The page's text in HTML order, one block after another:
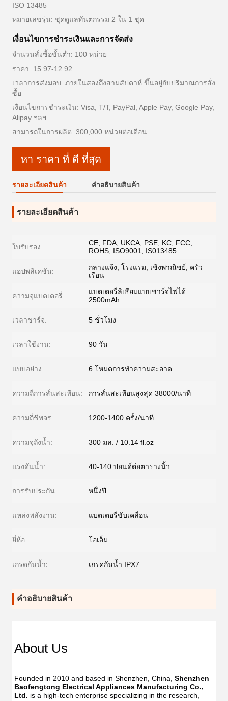
ISO 13485
หมายเลขรุ่น: ชุดดูแลทันตกรรม 2 ใน 1 ชุด
เงื่อนไขการชำระเงินและการจัดส่ง
จำนวนสั่งซื้อขั้นต่ำ: 100 หน่วย
ราคา: 15.97-12.92
เวลาการส่งมอบ: ภายในสองถึงสามสัปดาห์ ขึ้นอยู่กับปริมาณการสั่ง
ซื้อ
เงื่อนไขการชำระเงิน: Visa, T/T, PayPal, Apple Pay, Google Pay,
Alipay ฯลฯ
สามารถในการผลิต: 300,000 หน่วยต่อเดือน
หา ราคา ที่ ดี ที่สุด
รายละเอียดสินค้า คําอธิบายสินค้า
รายละเอียดสินค้า
ใบรับรอง:
CE, FDA, UKCA, PSE, KC, FCC,
ROHS, ISO9001, IS013485
แอปพลิเคชัน:
กลางแจ้ง, โรงแรม, เชิงพาณิชย์, ครัว
เรือน
ความจุแบตเตอรี่:
แบตเตอรี่ลิเธียมแบบชาร์จไฟได้
2500mAh
เวลาชาร์จ: 5 ชั่วโมง
เวลาใช้งาน: 90 วัน
แบบอย่าง: 6 โหมดการทำความสะอาด
ความถี่การสั่นสะเทือน: การสั่นสะเทือนสูงสุด 38000/นาที
ความถี่ชีพจร: 1200-1400 ครั้ง/นาที
ความจุถังน้ำ: 300 มล. / 10.14 fl.oz
แรงดันน้ำ: 40-140 ปอนด์ต่อตารางนิ้ว
การรับประกัน: หนึ่งปี
แหล่งพลังงาน: แบตเตอรี่ขับเคลื่อน
ยี่ห้อ: โอเอ็ม
เกรดกันน้ำ: เกรดกันน้ำ IPX7
คําอธิบายสินค้า
About Us
Founded in 2010 and based in Shenzhen, China, Shenzhen
Baofengtong Electrical Appliances Manufacturing Co.,
Ltd. is a high-tech enterprise specializing in the research,